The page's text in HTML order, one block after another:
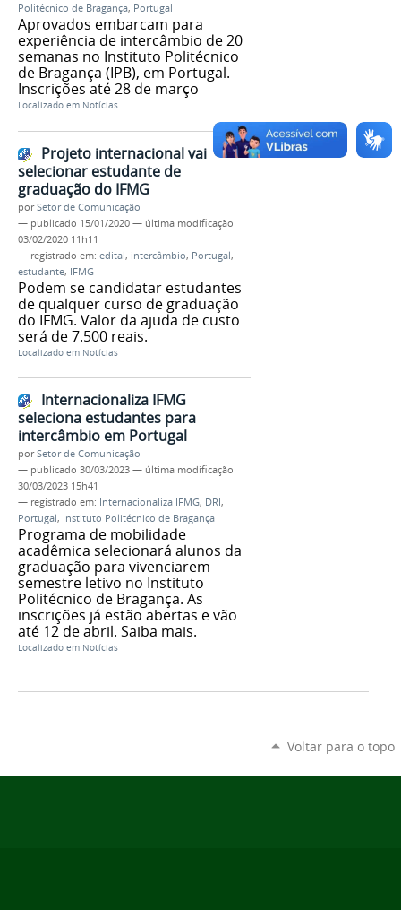
Politécnico de Bragança, Portugal
Aprovados embarcam para
experiência de intercâmbio de 20
semanas no Instituto Politécnico
de Bragança (IPB), em Portugal.
Inscrições até 28 de março
Localizado em Notícias
Projeto internacional vai
selecionar estudante de
graduação do IFMG
porSetor de Comunicação
— publicado 15/01/2020 — última modificação
03/02/2020 11h11
— registrado em: edital, intercâmbio, Portugal,
estudante, IFMG
Podem se candidatar estudantes
de qualquer curso de graduação
do IFMG. Valor da ajuda de custo
será de 7.500 reais.
Localizado em Notícias
Internacionaliza IFMG
seleciona estudantes para
intercâmbio em Portugal
porSetor de Comunicação
— publicado 30/03/2023 — última modificação
30/03/2023 15h41
— registrado em: Internacionaliza IFMG, DRI,
Portugal, Instituto Politécnico de Bragança
Programa de mobilidade
acadêmica selecionará alunos da
graduação para vivenciarem
semestre letivo no Instituto
Politécnico de Bragança. As
inscrições já estão abertas e vão
até 12 de abril. Saiba mais.
Localizado em Notícias
Voltar para o topo